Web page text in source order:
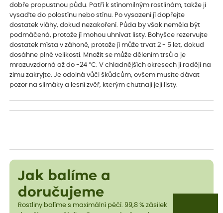
dobře propustnou půdu. Patří k stínomilným rostlinám, takže ji
vysaďte do polostínu nebo stínu. Po vysazení jí dopřejte
dostatek vláhy, dokud nezakoření. Půda by však neměla být
podmáčená, protože jí mohou uhnívat listy. Bohyšce rezervujte
dostatek místa v záhoně, protože jí může trvat 2 - 5 let, dokud
dosáhne plné velikosti. Množit se může dělením trsů a je
mrazuvzdorná až do -24 °C. V chladnějších okresech ji raději na
zimu zakryjte. Je odolná vůči škůdcům, ovšem musíte dávat
pozor na slimáky a lesní zvěř, kterým chutnají její listy.
Jak balíme a
doručujeme
Rostliny balíme s maximální péčí. 99,8 % zásilek